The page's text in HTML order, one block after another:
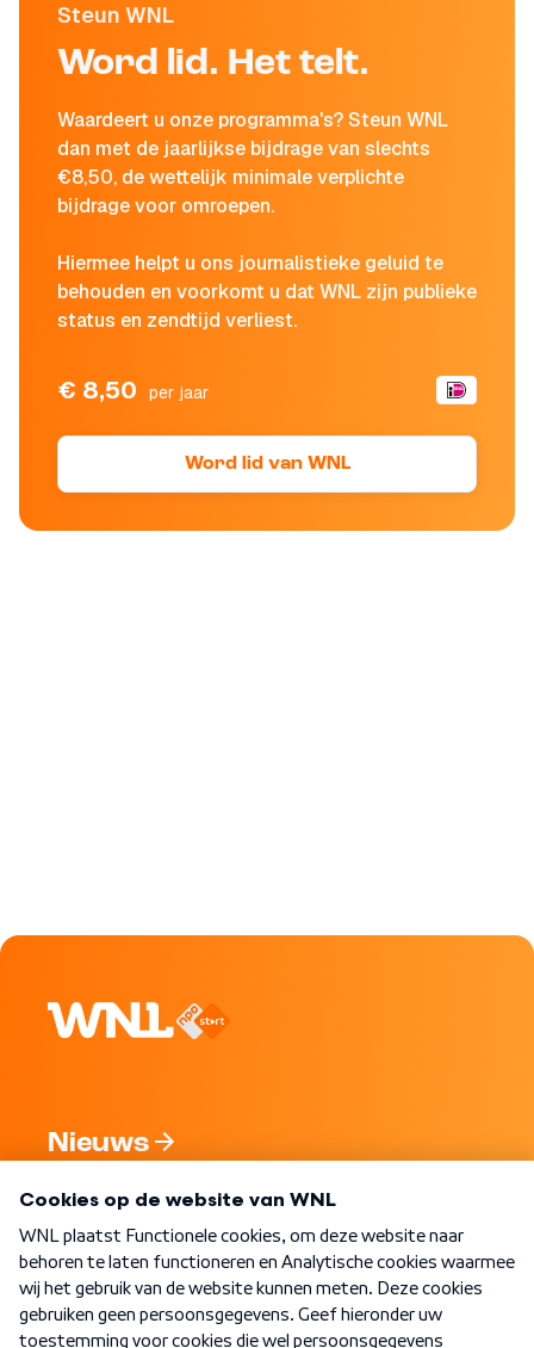
Steun WNL
Word lid. Het telt.
Waardeert u onze programma's? Steun WNL
dan met de jaarlijkse bijdrage van slechts
€8,50, de wettelijk minimale verplichte
bijdrage voor omroepen.
Hiermee helpt u ons journalistieke geluid te
behouden en voorkomt u dat WNL zijn publieke
status en zendtijd verliest.
€ 8,50 per jaar
Word lid van WNL
Nieuws
Nieuwsbrief
Word Lid